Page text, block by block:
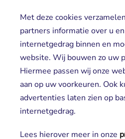
Met deze cookies
partners informatie over u
internetgedrag binnen en
website. Wij bouwen zo uw
Hiermee passen wij onze
aan op uw voorkeuren. Ook
advertenties laten zien op
internetgedrag.
Lees hierover meer in onze
Vrijwilligers
Aanmelden